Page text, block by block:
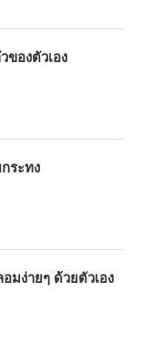
ของตัวเอง
ระทง
มง่ายๆ ด้วยตัวเอง